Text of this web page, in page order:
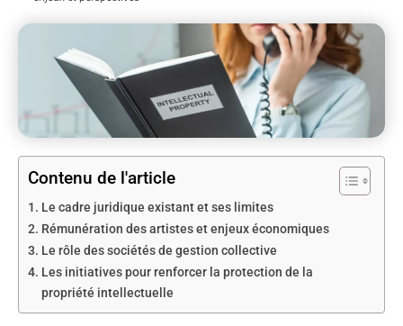
Contenu de l'article
Le cadre juridique existant et ses limites
Rémunération des artistes et enjeux économiques
Le rôle des sociétés de gestion collective
Les initiatives pour renforcer la protection de la
propriété intellectuelle